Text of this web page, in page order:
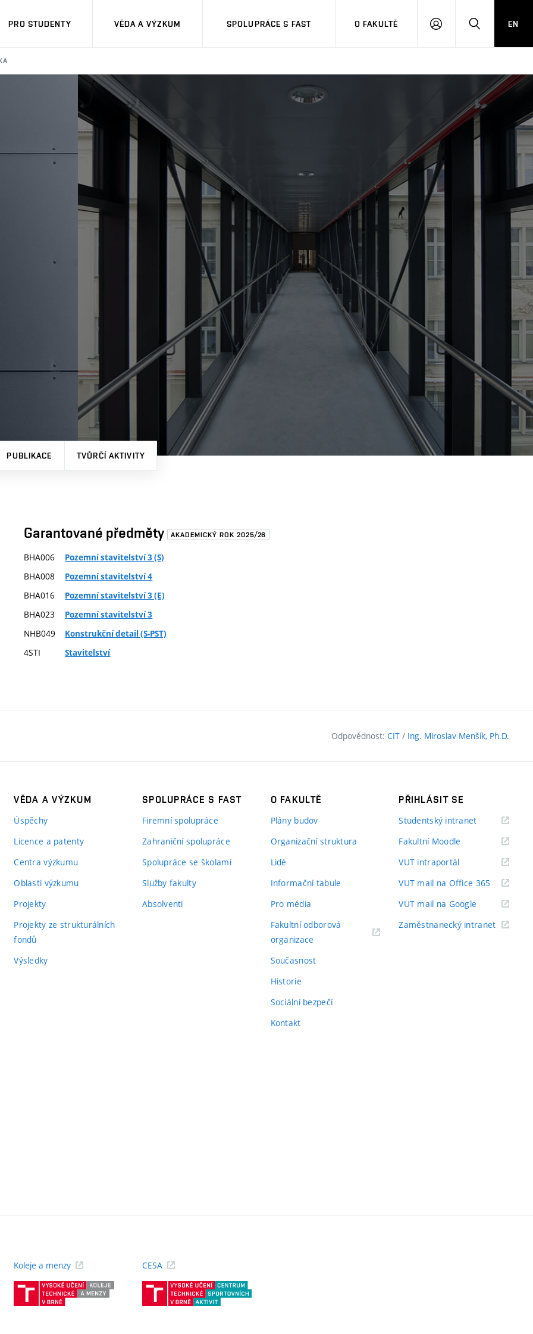
PRO STUDENTY VĚDA A VÝZKUM SPOLUPRÁCE S FAST O FAKULTĚ
PŘIHLÁSITHLEDAT
EN
PUBLIKACE TVŮRČÍ AKTIVITY
Garantované předměty AKADEMICKÝ ROK 2025/26
BHA006 Pozemní stavitelství 3 (S)
BHA008 Pozemní stavitelství 4
BHA016 Pozemní stavitelství 3 (E)
BHA023 Pozemní stavitelství 3
NHB049 Konstrukční detail (S-PST)
4STI Stavitelství
Odpovědnost: CIT / Ing. Miroslav Menšík, Ph.D.
VĚDA A VÝZKUM
Úspěchy
Licence a patenty
Centra výzkumu
Oblasti výzkumu
Projekty
Projekty ze strukturálních
fondů
Výsledky
SPOLUPRÁCE S FAST
Firemní spolupráce
Zahraniční spolupráce
Spolupráce se školami
Služby fakulty
Absolventi
O FAKULTĚ
Plány budov
Organizační struktura
Lidé
Informační tabule
Pro média
Fakultní odborová
organizace
Současnost
Historie
Sociální bezpečí
Kontakt
PŘIHLÁSIT SE
Studentský intranet(externí
Fakultní Moodle
VUT intraportál(externí
VUT mail na Office 365 (externí
odkaz)
VUT mail na Google (externí
Zaměstnanecký intranet(externí
Koleje a menzy
(externí
CESA